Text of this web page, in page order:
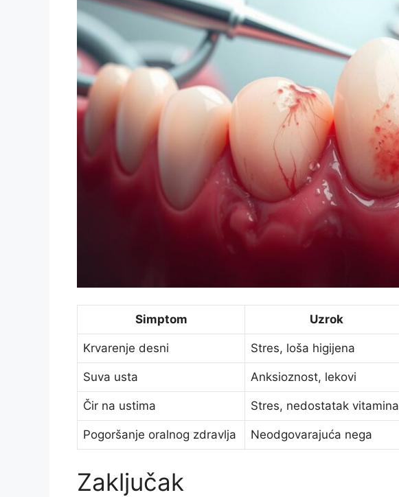
Simptom Uzrok
Krvarenje desni Stres, loša higijena
Suva usta Anksioznost, lekovi
Čir na ustima Stres, nedostatak vitamina
Pogoršanje oralnog zdravlja Neodgovarajuća nega
Zaključak